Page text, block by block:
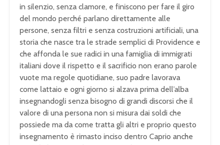
in silenzio, senza clamore, e finiscono per fare il giro
del mondo perché parlano direttamente alle
persone, senza filtri e senza costruzioni artificiali, una
storia che nasce tra le strade semplici di Providence e
che affonda le sue radici in una famiglia di immigrati
italiani dove il rispetto e il sacrificio non erano parole
vuote ma regole quotidiane, suo padre lavorava
come lattaio e ogni giorno si alzava prima dell’alba
insegnandogli senza bisogno di grandi discorsi che il
valore di una persona non si misura dai soldi che
possiede ma da come tratta gli altri e proprio questo
insegnamento è rimasto inciso dentro Caprio anche